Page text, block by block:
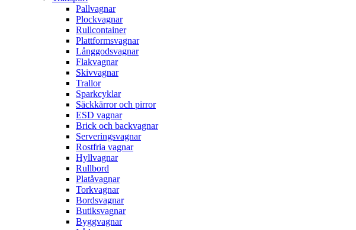
Pallvagnar
Plockvagnar
Rullcontainer
Plattformsvagnar
Långgodsvagnar
Flakvagnar
Skivvagnar
Trallor
Sparkcyklar
Säckkärror och pirror
ESD vagnar
Brick och backvagnar
Serveringsvagnar
Rostfria vagnar
Hyllvagnar
Rullbord
Platåvagnar
Torkvagnar
Bordsvagnar
Butiksvagnar
Byggvagnar